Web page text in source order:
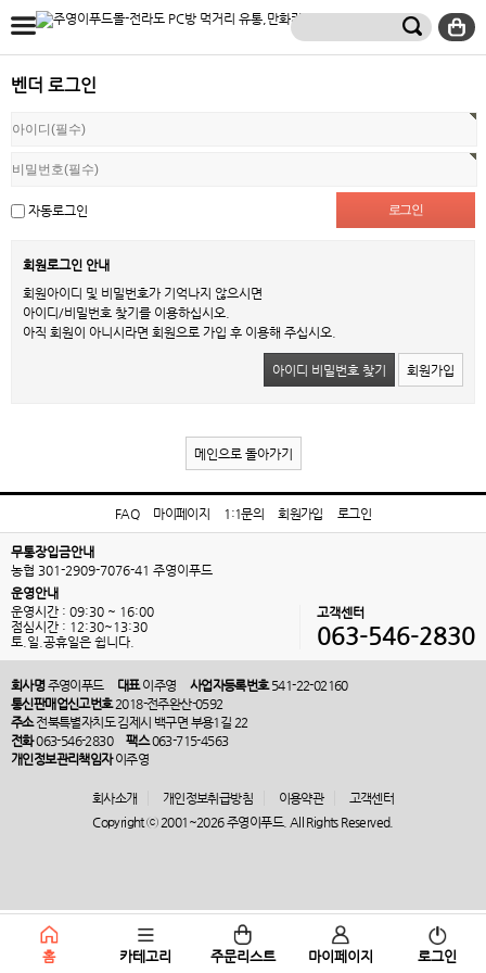
벤더 로그인
자동로그인
회원로그인 안내
회원아이디 및 비밀번호가 기억나지 않으시면
아이디/비밀번호 찾기를 이용하십시오.
아직 회원이 아니시라면 회원으로 가입 후 이용해 주십시오.
아이디 비밀번호 찾기 회원가입
메인으로 돌아가기
홈 카테고리 주문리스트 마이페이지 로그인
FAQ 마이페이지 1:1문의 회원가입 로그인
무통장입금안내
농협 301-2909-7076-41 주영이푸드
운영안내
운영시간 : 09:30 ~ 16:00
점심시간 : 12:30~13:30
토.일.공휴일은 쉽니다.
고객센터
063-546-2830
회사명주영이푸드 대표이주영 사업자등록번호541-22-02160
통신판매업신고번호2018-전주완산-0592
주소전북특별자치도 김제시 백구면 부용1길 22
전화063-546-2830 팩스063-715-4563
개인정보관리책임자이주영
회사소개 개인정보취급방침 이용약관
고객센터
Copyright ⓒ 2001~2026 주영이푸드. All Rights Reserved.